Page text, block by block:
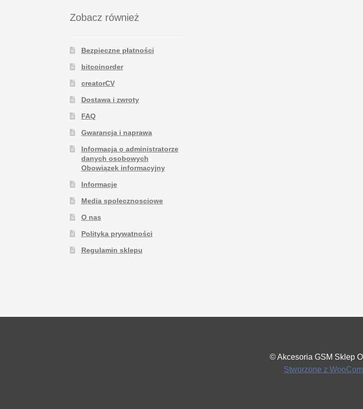
Zobacz również
Bezpieczne płatności
bitcoinorder
creatorCV
Dostawa i zwroty
FAQ
Gwarancja i naprawa
Informacja o administratorze
danych osobowych
Obowiązek informacyjny
Informacje
Media spolecznosciowe
O nas
Polityka prywatności
Regulamin sklepu
© Akcesoria GSM Sklep
Stworzone z